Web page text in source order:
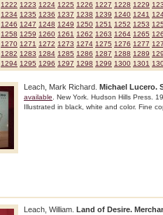
1222 1223 1224 1225 1226 1227 1228 1229
1234 1235 1236 1237 1238 1239 1240 1241
1246 1247 1248 1249 1250 1251 1252 1253
1258 1259 1260 1261 1262 1263 1264 1265
1270 1271 1272 1273 1274 1275 1276 1277
1282 1283 1284 1285 1286 1287 1288 1289
1294 1295 1296 1297 1298 1299 1300 1301
Leach, Mark Richard. Michael Lucero.
available . New York. Hudson Hills Press.
Illustrated in black, white and color. Fine
Leach, William. Land of Desire.